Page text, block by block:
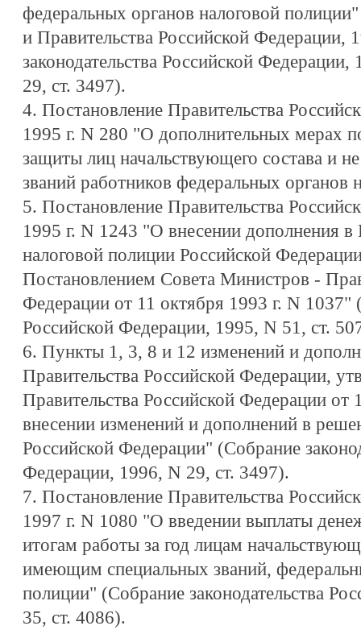
федеральных органов налоговой
и Правительства Российской Федерации,
законодательства Российской
29, ст. 3497).
4. Постановление Правительства
1995 г. N 280 "О дополнительных мерах
защиты лиц начальствующего состава и
званий работников федеральных органов
5. Постановление Правительства
1995 г. N 1243 "О внесении дополнения
налоговой полиции Российской
Постановлением Совета Министров -
Федерации от 11 октября 1993 г. N 1037"
Российской Федерации, 1995, N 51, ст.
6. Пункты 1, 3, 8 и 12 изменений и
Правительства Российской Федерации,
Правительства Российской Федерации
внесении изменений и дополнений в
Российской Федерации" (Собрание
Федерации, 1996, N 29, ст. 3497).
7. Постановление Правительства
1997 г. N 1080 "О введении выплаты
итогам работы за год лицам
имеющим специальных званий,
полиции" (Собрание законодательства
35, ст. 4086).